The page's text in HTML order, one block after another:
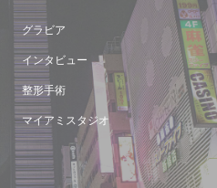
グラビア
インタビュー
整形手術
マイアミスタジオ